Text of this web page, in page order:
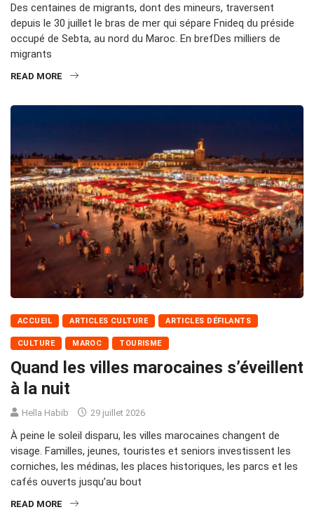
Des centaines de migrants, dont des mineurs, traversent
depuis le 30 juillet le bras de mer qui sépare Fnideq du préside
occupé de Sebta, au nord du Maroc. En brefDes milliers de
migrants
READ MORE
ACCUEIL ARTICLES CULTURE ARTICLES DÉFILANTS
CULTURE MAROC TOURISME
Quand les villes marocaines s’éveillent
à la nuit
Hella Habib 29 juillet 2026
À peine le soleil disparu, les villes marocaines changent de
visage. Familles, jeunes, touristes et seniors investissent les
corniches, les médinas, les places historiques, les parcs et les
cafés ouverts jusqu’au bout
READ MORE